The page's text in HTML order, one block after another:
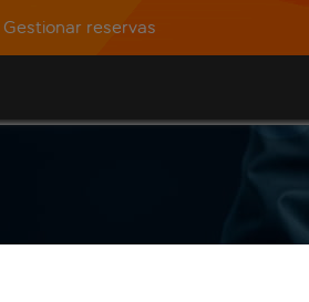
Gestionar reservas